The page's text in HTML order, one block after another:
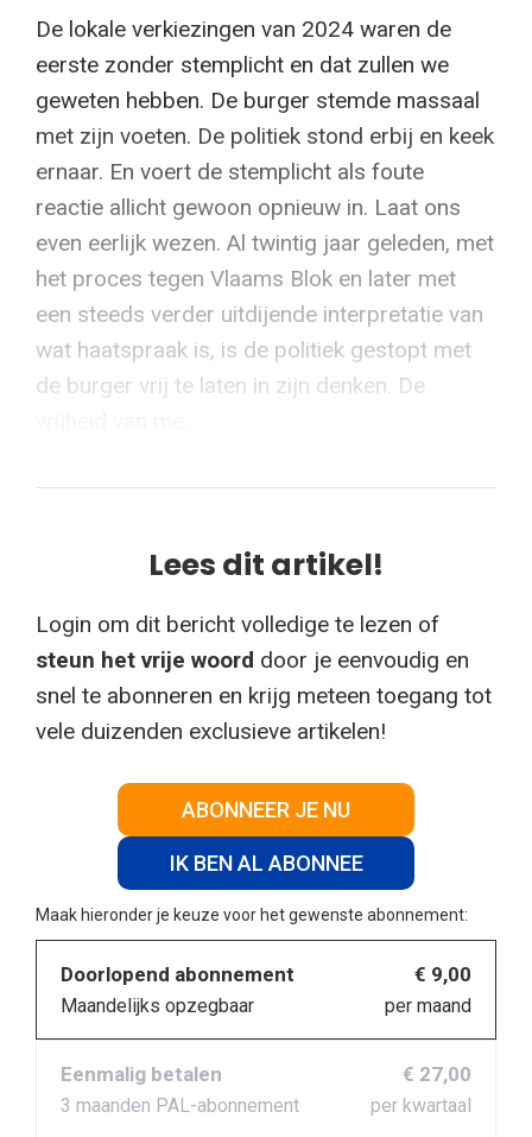
De lokale verkiezingen van 2024 waren de
eerste zonder stemplicht en dat zullen we
geweten hebben. De burger stemde massaal
met zijn voeten. De politiek stond erbij en keek
ernaar. En voert de stemplicht als foute
reactie allicht gewoon opnieuw in. Laat ons
even eerlijk wezen. Al twintig jaar geleden, met
het proces tegen Vlaams Blok en later met
een steeds verder uitdijende interpretatie van
wat haatspraak is, is de politiek gestopt met
de burger vrij te laten in zijn denken. De
Lees dit artikel!
Login om dit bericht volledige te lezen of
steun het vrije woord door je eenvoudig en
snel te abonneren en krijg meteen toegang tot
vele duizenden exclusieve artikelen!
ABONNEER JE NU
IK BEN AL ABONNEE
Maak hieronder je keuze voor het gewenste abonnement:
Doorlopend abonnement
Maandelijks opzegbaar
€ 9,00
per maand
Eenmalig betalen
3 maanden PAL-abonnement
€ 27,00
per kwartaal